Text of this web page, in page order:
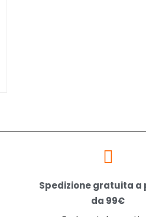
Spedizione gratuita a
da 99€